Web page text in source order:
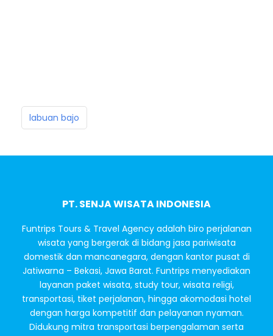
labuan bajo
PT. SENJA WISATA INDONESIA
Funtrips Tours & Travel Agency adalah biro perjalanan
wisata yang bergerak di bidang jasa pariwisata
domestik dan mancanegara, dengan kantor pusat di
Jatiwarna – Bekasi, Jawa Barat. Funtrips menyediakan
layanan paket wisata, study tour, wisata religi,
transportasi, tiket perjalanan, hingga akomodasi hotel
dengan harga kompetitif dan pelayanan nyaman.
Didukung mitra transportasi berpengalaman serta